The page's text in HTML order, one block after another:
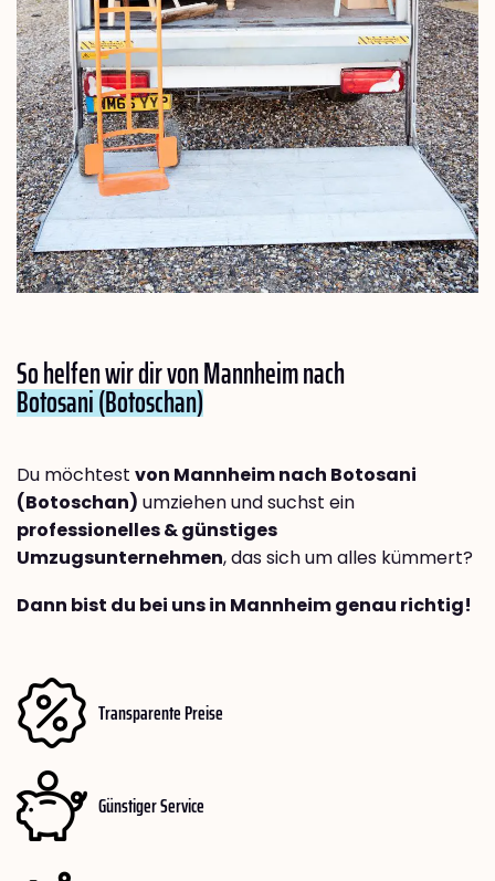
So helfen wir dir von Mannheim nach
Botosani (Botoschan)
Du möchtest von Mannheim nach Botosani
(Botoschan) umziehen und suchst ein
professionelles & günstiges
Umzugsunternehmen, das sich um alles kümmert?
Dann bist du bei uns in Mannheim genau richtig!
Transparente Preise
Günstiger Service